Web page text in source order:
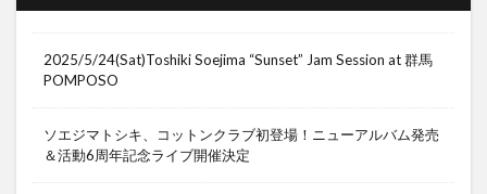
2025/5/24(Sat)Toshiki Soejima “Sunset” Jam Session at 群馬
POMPOSO
ソエジマトシキ、コットンクラブ初登場！ニューアルバム発売
＆活動6周年記念ライブ開催決定